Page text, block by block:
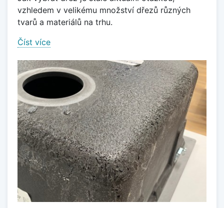
vzhledem v velikému množství dřezů různých
tvarů a materiálů na trhu.
Číst více